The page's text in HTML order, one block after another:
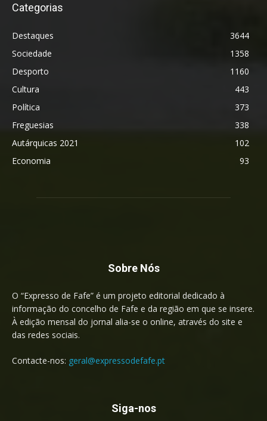
Categorias
Destaques
3644
Sociedade
1358
Desporto
1160
Cultura
443
Política
373
Freguesias
338
Autárquicas 2021
102
Economia
93
Sobre Nós
O “Expresso de Fafe” é um projeto editorial dedicado à
informação do concelho de Fafe e da região em que se insere.
À edição mensal do jornal alia-se o online, através do site e
das redes sociais.
Contacte-nos: geral@expressodefafe.pt
Siga-nos